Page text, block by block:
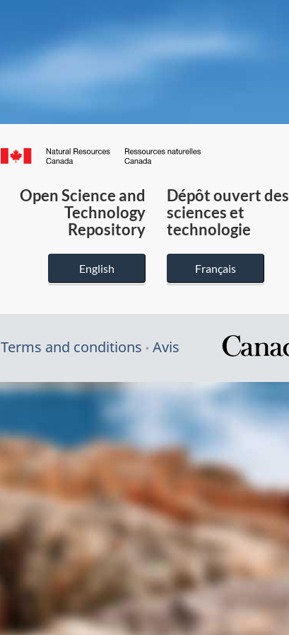
Canada.ca
du
Canada
Open Science and
Technology
Repository
English
Dépôt ouvert des
sciences et
technologie
Français
Terms and conditions Avis